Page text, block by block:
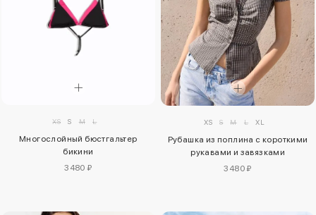
XS S M L
Многослойный бюстгальтер
бикини
3480 ₽
XS S M L XL
Рубашка из поплина с короткими
рукавами и завязками
3480 ₽